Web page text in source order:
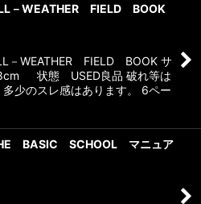
－WEATHER FIELD BOOK
－WEATHER FIELD BOOK サ
状態 USED良品 破れ等は
少のスレ感はあります。 6ペー
BASIC SCHOOL マニュア